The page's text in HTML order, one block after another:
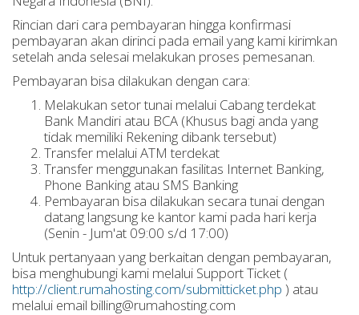
Rincian dari cara pembayaran hingga konfirmasi
pembayaran akan dirinci pada email yang kami kirimkan
setelah anda selesai melakukan proses pemesanan.
Pembayaran bisa dilakukan dengan cara:
Melakukan setor tunai melalui Cabang terdekat
Bank Mandiri atau BCA (Khusus bagi anda yang
tidak memiliki Rekening dibank tersebut)
Transfer melalui ATM terdekat
Transfer menggunakan fasilitas Internet Banking,
Phone Banking atau SMS Banking
Pembayaran bisa dilakukan secara tunai dengan
datang langsung ke kantor kami pada hari kerja
(Senin - Jum'at 09:00 s/d 17:00)
Untuk pertanyaan yang berkaitan dengan pembayaran,
bisa menghubungi kami melalui Support Ticket (
http://client.rumahosting.com/submitticket.php ) atau
melalui email billing@rumahosting.com